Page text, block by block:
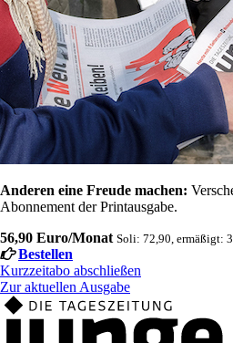
Anderen eine Freude machen:
Abonnement der Printausgabe.
56,90 Euro/Monat Soli: 72,90, ermäßigt:
Bestellen
Kurzzeitabo abschließen
Zur aktuellen Ausgabe